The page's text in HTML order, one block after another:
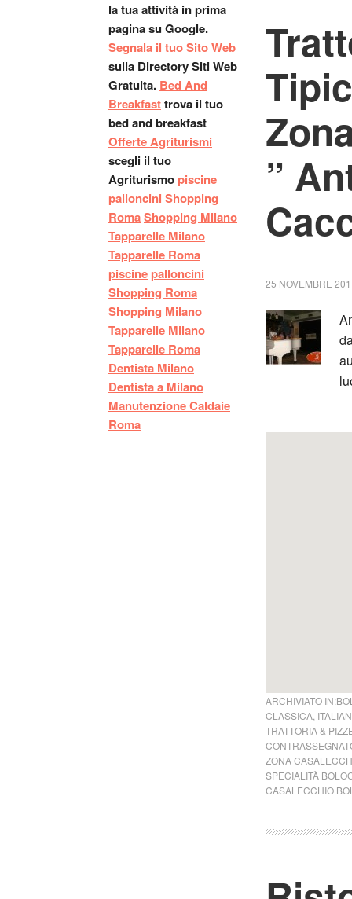
”
25 NOVEMBRE
ARCHIVIATO IN:
CLASSICA
TRATTORIA &
ZONA
SPECIALITÀ
CASALECCHIO
la tua attività in prima
pagina su Google.
Segnala il tuo Sito Web
sulla Directory Siti Web
Gratuita. Bed And
Breakfasttrova il tuo
bed and breakfast
Offerte Agriturismi
scegli il tuo
Agriturismo piscine
palloncini Shopping
RomaShopping Milano
Tapparelle Milano
Tapparelle Roma
piscine palloncini
Shopping Roma
Shopping Milano
Tapparelle Milano
Tapparelle Roma
Dentista Milano
Dentista a Milano
Manutenzione Caldaie
Roma